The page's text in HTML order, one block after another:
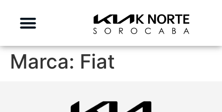
Marca: Fiat